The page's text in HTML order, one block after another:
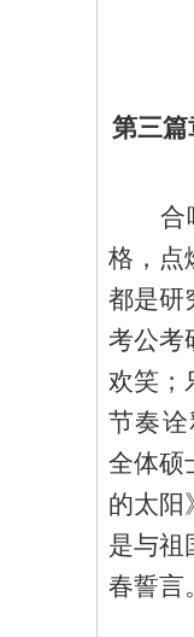
第三篇
合
格，点
都是研
考公考
欢笑；
节奏诠
全体硕
的太阳
是与祖
春誓言。